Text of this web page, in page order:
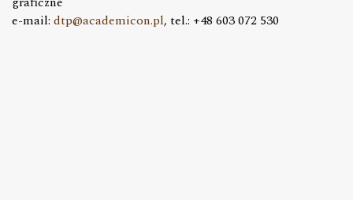
e-mail: dtp@academicon.pl, tel.: +48 603 072 530